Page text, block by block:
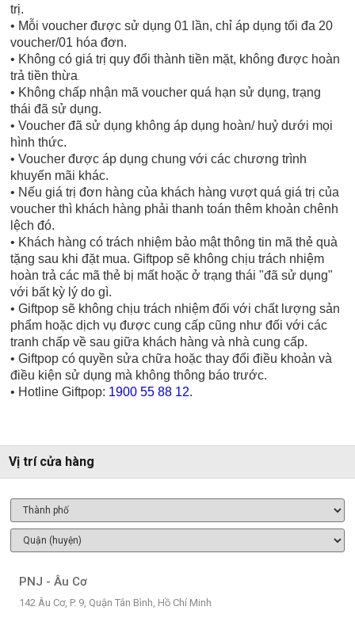
trị.
• Mỗi voucher được sử dụng 01 lần, chỉ áp dụng tối đa 20
voucher/01 hóa đơn.
• Không có giá trị quy đổi thành tiền mặt, không được hoàn
trả tiền thừa
• Không chấp nhận mã voucher quá hạn sử dụng, trạng
thái đã sử dụng.
• Voucher đã sử dụng không áp dụng hoàn/ huỷ dưới mọi
hình thức.
• Voucher được áp dụng chung với các chương trình
khuyến mãi khác.
• Nếu giá trị đơn hàng của khách hàng vượt quá giá trị của
voucher thì khách hàng phải thanh toán thêm khoản chênh
lệch đó.
• Khách hàng có trách nhiệm bảo mật thông tin mã thẻ quà
tặng sau khi đặt mua. Giftpop sẽ không chịu trách nhiệm
hoàn trả các mã thẻ bị mất hoặc ở trạng thái "đã sử dụng"
với bất kỳ lý do gì.
• Giftpop sẽ không chịu trách nhiệm đối với chất lượng sản
phẩm hoặc dịch vụ được cung cấp cũng như đối với các
tranh chấp về sau giữa khách hàng và nhà cung cấp.
• Giftpop có quyền sửa chữa hoặc thay đổi điều khoản và
điều kiện sử dụng mà không thông báo trước.
• Hotline Giftpop: 1900 55 88 12.
Vị trí cửa hàng
PNJ - Âu Cơ
142 Âu Cơ, P. 9, Quận Tân Bình, Hồ Chí Minh